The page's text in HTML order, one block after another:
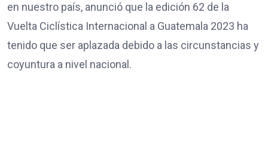
en nuestro país, anunció que la edición 62 de la
Vuelta Ciclística Internacional a Guatemala 2023 ha
tenido que ser aplazada debido a las circunstancias y
coyuntura a nivel nacional.